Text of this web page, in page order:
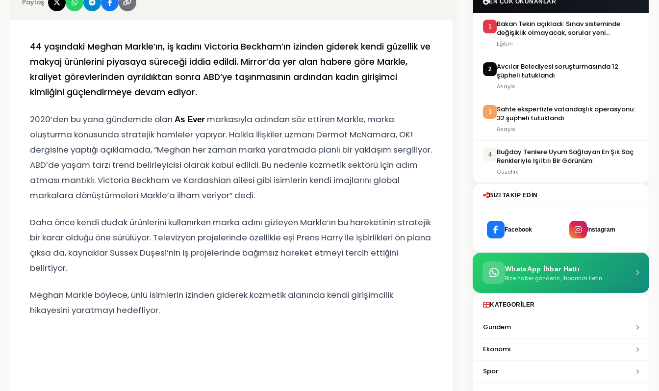
Paylaş
44 yaşındaki Meghan Markle’ın, iş kadını Victoria Beckham’ın izinden giderek kendi güzellik ve
makyaj ürünlerini piyasaya süreceği iddia edildi. Mirror’da yer alan habere göre Markle,
kraliyet görevlerinden ayrıldıktan sonra ABD’ye taşınmasının ardından kadın girişimci
kimliğini güçlendirmeye devam ediyor.
2020’den bu yana gündemde olan As Ever markasıyla adından söz ettiren Markle, marka
oluşturma konusunda stratejik hamleler yapıyor. Halkla ilişkiler uzmanı Dermot McNamara, OK!
dergisine yaptığı açıklamada, “Meghan her zaman marka yaratmada planlı bir yaklaşım sergiliyor.
ABD’de yaşam tarzı trend belirleyicisi olarak kabul edildi. Bu nedenle kozmetik sektörü için adım
atması mantıklı. Victoria Beckham ve Kardashian ailesi gibi isimlerin kendi imajlarını global
markalara dönüştürmeleri Markle’a ilham veriyor” dedi.
Daha önce kendi dudak ürünlerini kullanırken marka adını gizleyen Markle’ın bu hareketinin stratejik
bir karar olduğu öne sürülüyor. Televizyon projelerinde özellikle eşi Prens Harry ile işbirlikleri ön plana
çıksa da, kaynaklar Sussex Düşesi’nin iş projelerinde bağımsız hareket etmeyi tercih ettiğini
belirtiyor.
Meghan Markle böylece, ünlü isimlerin izinden giderek kozmetik alanında kendi girişimcilik
hikayesini yaratmayı hedefliyor.
EN ÇOK OKUNANLAR
1
Bakan Tekin açıkladı: Sınav sisteminde
değişiklik olmayacak, sorular yeni
müfredata göre hazırlanacak
Eğitim
2
Avcılar Belediyesi soruşturmasında 12
şüpheli tutuklandı
Asayis
3
Sahte ekspertizle vatandaşlık operasyonu:
32 şüpheli tutuklandı
Asayis
4
Buğday Tenlere Uyum Sağlayan En Şık Saç
Renkleriyle Işıltılı Bir Görünüm
Güzellik
BIZI TAKIP EDIN
Facebook Instagram
WhatsApp İhbar Hattı
Bize haber gönderin, ihbarınızı iletin
KATEGORILER
Gundem
Ekonomi
Spor